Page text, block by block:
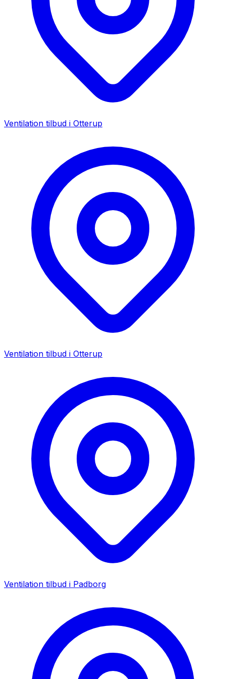
Ventilation tilbud i Otterup
Ventilation tilbud i Otterup
Ventilation tilbud i Padborg